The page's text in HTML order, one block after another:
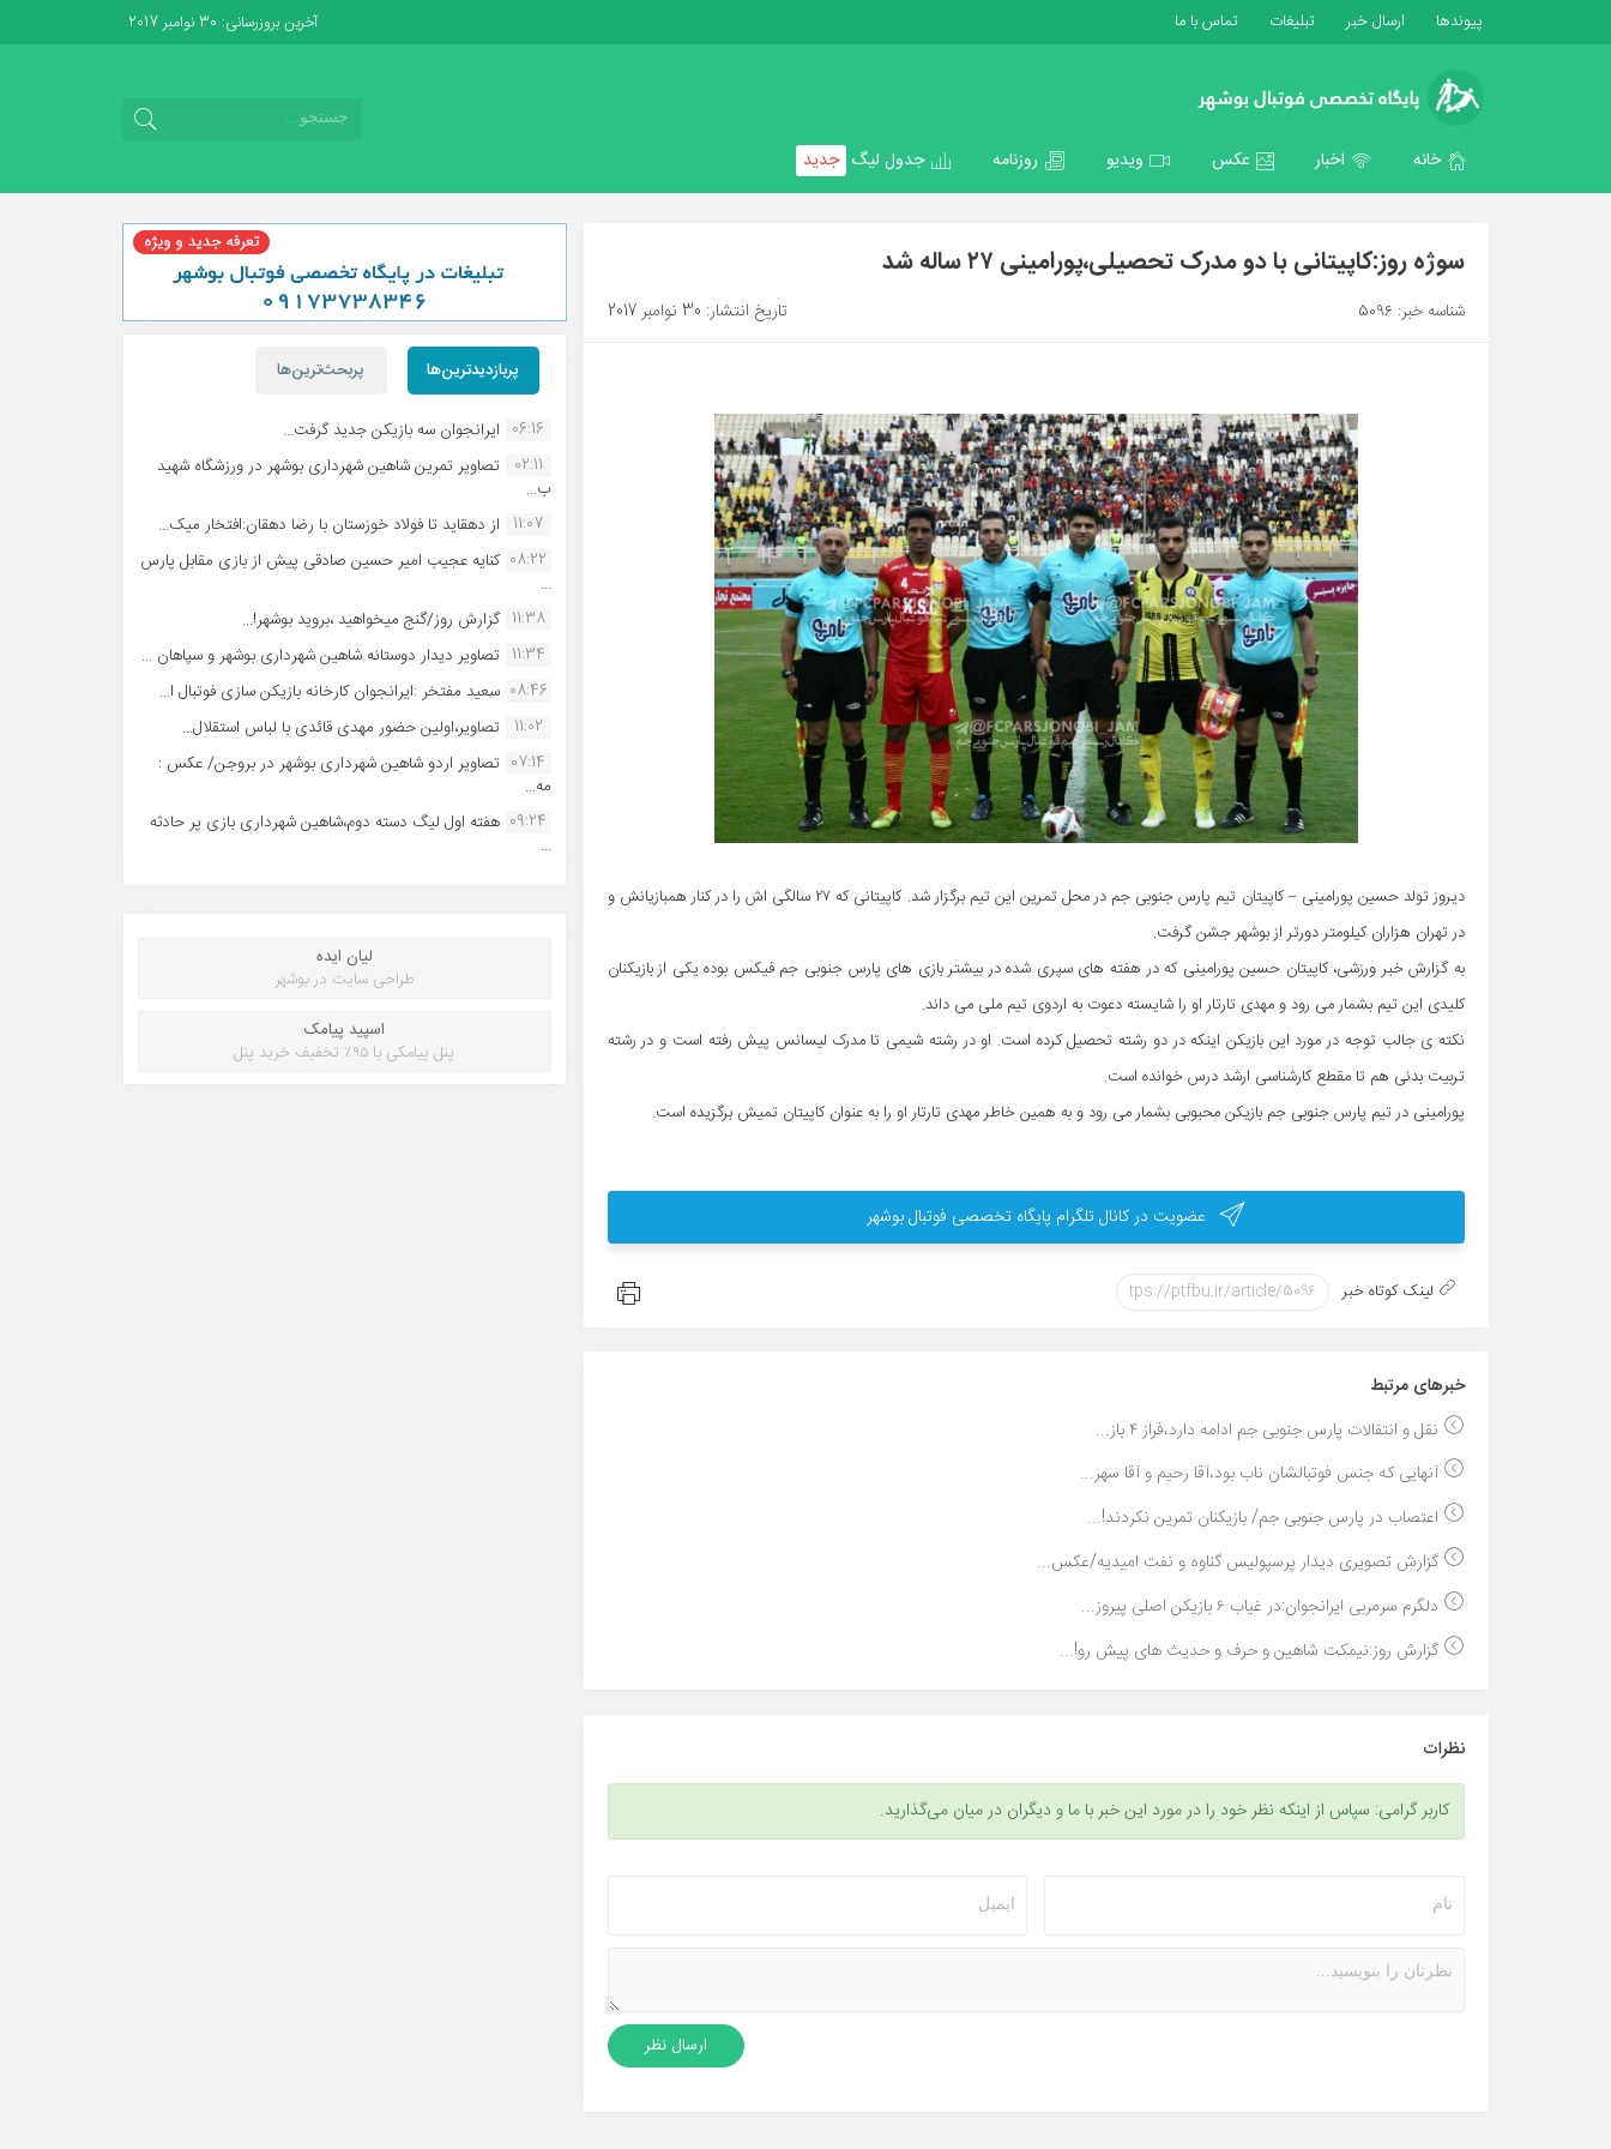
پیوندها ارسال خبر تبلیغات تماس با ما آخرین بروزرسانی: 30 نوامبر 2017
خانه اخبار عکس ویدیو روزنامه جدول لیگ جدید
سوژه روز:کاپیتانی با دو مدرک تحصیلی،پورامینی ۲۷ ساله شد
شناسه خبر: 5096 تاریخ انتشار: 30 نوامبر 2017
دیروز تولد حسین پورامینی – کاپیتان تیم پارس جنوبی جم در محل تمرین این تیم برگزار شد. کاپیتانی که ۲۷ سالگی اش را در کنار همبازیانش و
در تهران هزاران کیلومتر دورتر از بوشهر جشن گرفت.
به گزارش خبر ورزشی، کاپیتان حسین پورامینی که در هفته های سپری شده در بیشتر بازی های پارس جنوبی جم فیکس بوده یکی از بازیکنان
کلیدی این تیم بشمار می رود و مهدی تارتار او را شایسته دعوت به اردوی تیم ملی می داند.
نکته ی جالب توجه در مورد این بازیکن اینکه در دو رشته تحصیل کرده است. او در رشته شیمی تا مدرک لیسانس پیش رفته است و در رشته
تربیت بدنی هم تا مقطع کارشناسی ارشد درس خوانده است.
پورامینی در تیم پارس جنوبی جم بازیکن محبوبی بشمار می رود و به همین خاطر مهدی تارتار او را به عنوان کاپیتان تمیش برگزیده است.
عضویت در کانال تلگرام پایگاه تخصصی فوتبال بوشهر
لینک کوتاه خبر
خبر‌های مرتبط
نقل و انتقالات پارس جنوبی جم ادامه دارد،فراز ۴ باز...
آنهایی که جنس فوتبالشان ناب بود،آقا رحیم و آقا سهر...
اعتصاب در پارس جنوبی جم/ بازیکنان تمرین نکردند!...
گزارش تصویری دیدار پرسپولیس گناوه و نفت امیدیه/عکس...
دلگرم سرمربی ایرانجوان:در غیاب ۶ بازیکن اصلی پیروز...
گزارش روز:نیمکت شاهین و حرف و حدیث های پیش رو!...
نظرات
کاربر گرامی: سپاس از اینکه نظر خود را در مورد این خبر با ما و دیگران در میان می‌گذارید.
پربازدیدترین‌ها پربحث‌ترین‌ها
06:16 ایرانجوان سه بازیکن جدید گرفت...
02:11
تصاویر تمرین شاهین شهردارى بوشهر در ورزشگاه شهید
ب...
11:07 از دهقاید تا فولاد خوزستان با رضا دهقان:افتخار میک...
08:22 کنایه عجیب امیر حسین صادقی پیش از بازی مقابل پارس
...
11:38 گزارش روز/گنج میخواهید ،بروید بوشهر!...
11:34 تصاویر دیدار دوستانه شاهین شهردارى بوشهر و سپاهان ...
08:46 سعید مفتخر :ایرانجوان کارخانه بازیکن سازی فوتبال ا...
11:02
تصاویر،اولین حضور مهدی قائدی با لباس استقلال...
07:14 تصاویر اردو شاهین شهرداری بوشهر در بروجن/ عکس :
مه...
09:24 هفته اول لیگ دسته دوم،شاهین شهرداری بازی پر حادثه
...
لیان ایده
طراحی سایت در بوشهر
اسپید پیامک
پنل پیامکی با ۹۵٪ تخفیف خرید پنل